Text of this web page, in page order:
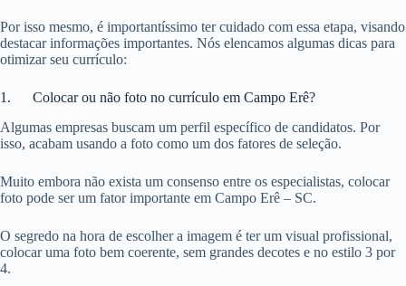
Por isso mesmo, é importantíssimo ter cuidado com essa etapa, visando
destacar informações importantes. Nós elencamos algumas dicas para
otimizar seu currículo:
1. Colocar ou não foto no currículo em Campo Erê?
Algumas empresas buscam um perfil específico de candidatos. Por
isso, acabam usando a foto como um dos fatores de seleção.
Muito embora não exista um consenso entre os especialistas, colocar
foto pode ser um fator importante em Campo Erê – SC.
O segredo na hora de escolher a imagem é ter um visual profissional,
colocar uma foto bem coerente, sem grandes decotes e no estilo 3 por
4.